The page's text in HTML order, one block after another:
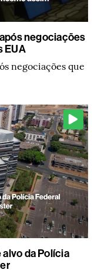
negociações
EUA
negociações que
alvo da Polícia